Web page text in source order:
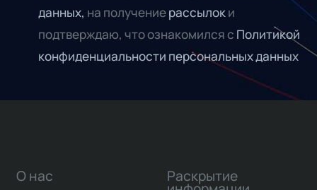
данных, на получениерассылоки
подтверждаю, что ознакомился с Политикой
конфиденциальности персональных данных
О нас Раскрытие